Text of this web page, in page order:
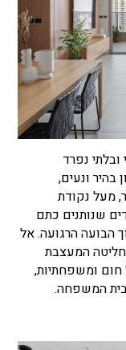
נפרד
בהיר ונעים,
מעל נקודת
שנותנים כתם
הבועה הרגועה. אל
המעצבת
ומשפחתיות,
בית המשפחה.